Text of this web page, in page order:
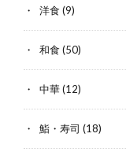
洋食 (9)
和食 (50)
中華(12)
鮨・寿司 (18)